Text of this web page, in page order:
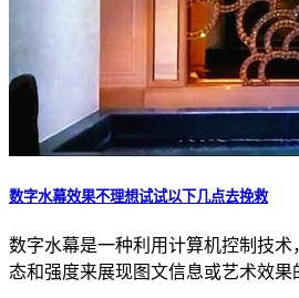
数字水幕效果不理想试试以下几点去挽救
数字水幕是一种利用计算机控制技
态和强度来展现图文信息或艺术效果